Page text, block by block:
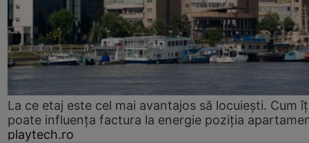
La ce etaj este cel mai avantajos să locuiești. Cum
poate influența factura la energie poziția
playtech.ro